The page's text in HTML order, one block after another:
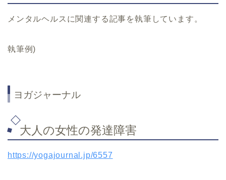
メンタルヘルスに関連する記事を執筆しています。
執筆例)
ヨガジャーナル
大人の女性の発達障害
https://yogajournal.jp/6557